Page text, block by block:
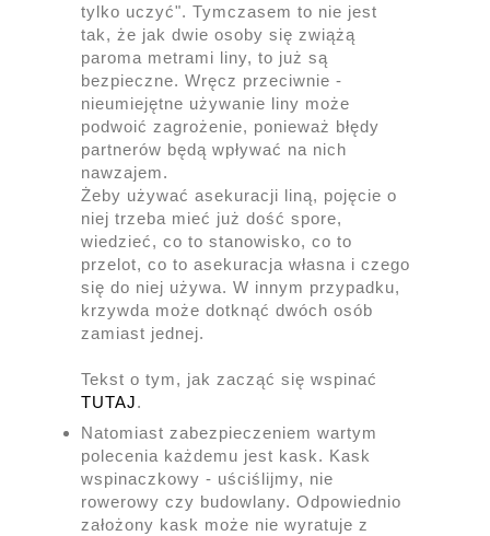
tylko uczyć". Tymczasem to nie jest
tak, że jak dwie osoby się zwiążą
paroma metrami liny, to już są
bezpieczne. Wręcz przeciwnie -
nieumiejętne używanie liny może
podwoić zagrożenie, ponieważ błędy
partnerów będą wpływać na nich
nawzajem.
Żeby używać asekuracji liną, pojęcie o
niej trzeba mieć już dość spore,
wiedzieć, co to stanowisko, co to
przelot, co to asekuracja własna i czego
się do niej używa. W innym przypadku,
krzywda może dotknąć dwóch osób
zamiast jednej.
Tekst o tym, jak zacząć się wspinać
TUTAJ.
Natomiast zabezpieczeniem wartym
polecenia każdemu jest kask. Kask
wspinaczkowy - uściślijmy, nie
rowerowy czy budowlany. Odpowiednio
założony kask może nie wyratuje z